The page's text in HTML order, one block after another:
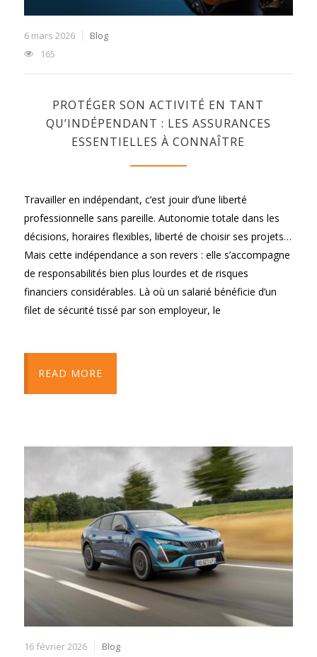
6 mars 2026
Blog
165
PROTÉGER SON ACTIVITÉ EN TANT
QU’INDÉPENDANT : LES ASSURANCES
ESSENTIELLES À CONNAÎTRE
Travailler en indépendant, c’est jouir d’une liberté
professionnelle sans pareille. Autonomie totale dans les
décisions, horaires flexibles, liberté de choisir ses projets…
Mais cette indépendance a son revers : elle s’accompagne
de responsabilités bien plus lourdes et de risques
financiers considérables. Là où un salarié bénéficie d’un
filet de sécurité tissé par son employeur, le
READ MORE
16 février 2026
Blog